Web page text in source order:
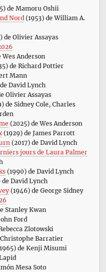
de Mamoru Oshii
Nord(1953) de William A.
de Olivier Assayas
Wes Anderson
de Richard Pottier
Mann
David Lynch
Olivier Assayas
de Sidney Cole, Charles
(2025) de Wes Anderson
(1929) de James Parrott
(2017) de David Lynch
jours de Laura Palmer
(1990) de David Lynch
David Lynch
(1946) de George Sidney
Stanley Kwan
Ford
Zlotowski
Barratier
de Kenji Misumi
Mesa Soto